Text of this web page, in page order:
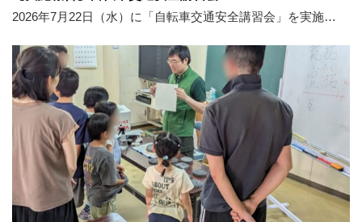
2026年7月22日（水）に「自転車交通安全講習会」を実施…